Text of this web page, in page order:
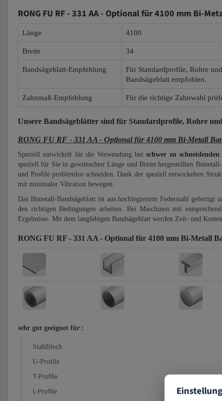
RONG FU RF - 331 AA - Optional für 4100 mm Bi-
Länge 4100
Breite 34
Bandsägeblatt-Empfehlung
Für Standardprofile, Rohre
Bandsägeblatt empfohlen.
Zahnmaß-Empfehlung Für die richtige Zahnwahl
Unsere Bandsägeblätter sind für Standardprofile, Rohre
RONG FU RF - 331 AA - Optional für 4100 mm Bi-Metall
Speziell entwickelt für die Verwendung bei schwer zu
speziell für Sie in gewünschter Länge und Breite hergestellten
und Profile problemlos schneiden. Dank der speziell entwickelten
mit minimaler Vibration bewegen.
Das Bimetall-Bandsägeblatt ist aus hochlegiertem Federstahl
den richtigen Bedingungen arbeiten. Bei Maschinen mit
Ergebnisse. Mit dem langlebigen Bandsägeblatt werden Zeit- und
RONG FU RF - 331 AA - Optional für 4100 mm Bi-Metall
sehr gut geeignet für :
Stahlblech
U-Profile
T-Profile
L-Profile